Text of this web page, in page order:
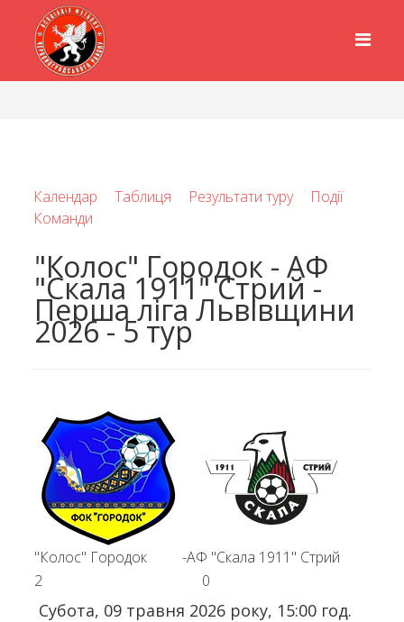
Календар Таблиця Результати туру
Події
Команди
"Колос" Городок - АФ
"Скала 1911" Стрий -
Перша ліга Львівщини
2026 - 5 тур
"Колос" Городок -АФ "Скала 1911" Стрий
2
0
Субота, 09 травня 2026 року, 15:00 год.